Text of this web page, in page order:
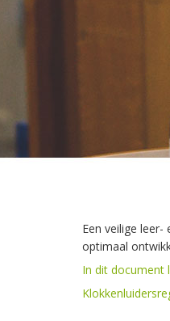
Een veilige
optimaal
In dit document